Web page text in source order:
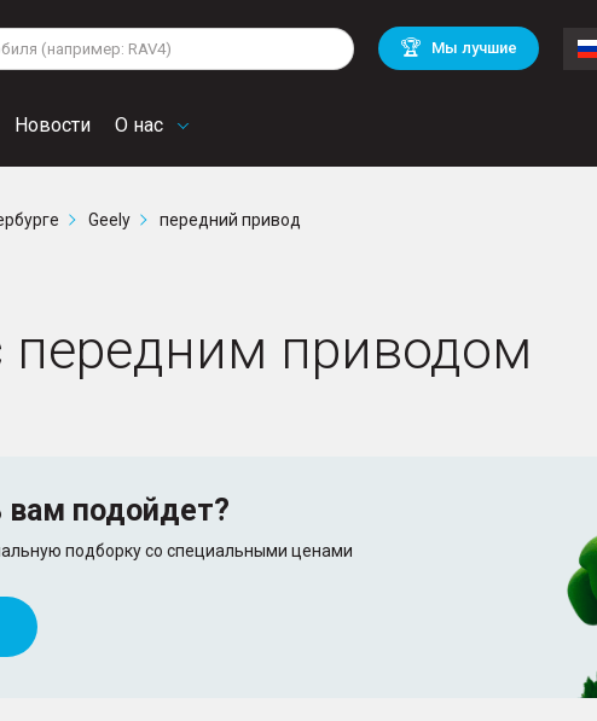
🏆 Мы лучшие
Новости О нас
Volkswagen
Mitsubishi BMW
Audi
Chevrolet Mercedes Benz
Geely передний привод
передним приводом
вам подойдет?
подборку со специальными ценами